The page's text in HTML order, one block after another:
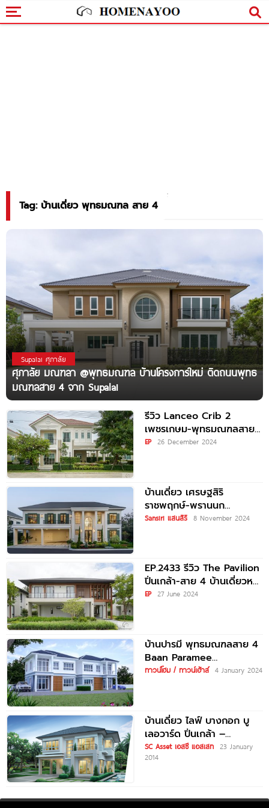
Tag: บ้านเดี่ยว พุทธมณฑล สาย 4
Supalai ศุภาลัย
ศุภาลัย มณฑลา @พุทธมณฑล บ้านโครงการใหม่ ติดถนนพุทธ
มณฑลสาย 4 จาก Supalai
รีวิว Lanceo Crib 2
เพชรเกษม-พุทธมณฑลสาย
4 บ้านแฝดและบ้านเดี่ยวสไตล์
EP 26 December 2024
บ้านเดี่ยว เศรษฐสิริ
ราชพฤกษ์-พรานนก
Setthasiri Ratchapruek-
Sansiri แสนสิริ 8 November 2024
EP.2433 รีวิว The Pavilion
ปิ่นเกล้า-สาย 4 บ้านเดี่ยวหรู
2 ชั้น เอกสิทธิ์เพียง
EP 27 June 2024
บ้านปารมี พุทธมณฑลสาย 4
Baan Paramee
Phutthamonthon Sai 4
ทาวน์โฮม / ทาวน์เฮ้าส์ 4 January 2024
บ้านเดี่ยว ไลฟ์ บางกอก บู
เลอวาร์ด ปิ่นเกล้า –
เพชรเกษม LIFE BANGKOK
BOULEVARD
SC Asset เอสซี แอสเสท
23 January
2014